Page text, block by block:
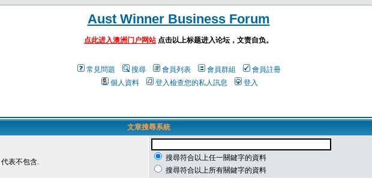
Aust Winner Business Forum
点此进入澳洲门户网站点击以上标题进入论坛，文责自负。
常見問題 搜尋 會員列表 會員群組
會員註冊
個人資料
登入檢查您的私人訊息 登入
文章搜尋系統
代表不包含.
搜尋符合以上任一關鍵字的資料
搜尋符合以上所有關鍵字的資料